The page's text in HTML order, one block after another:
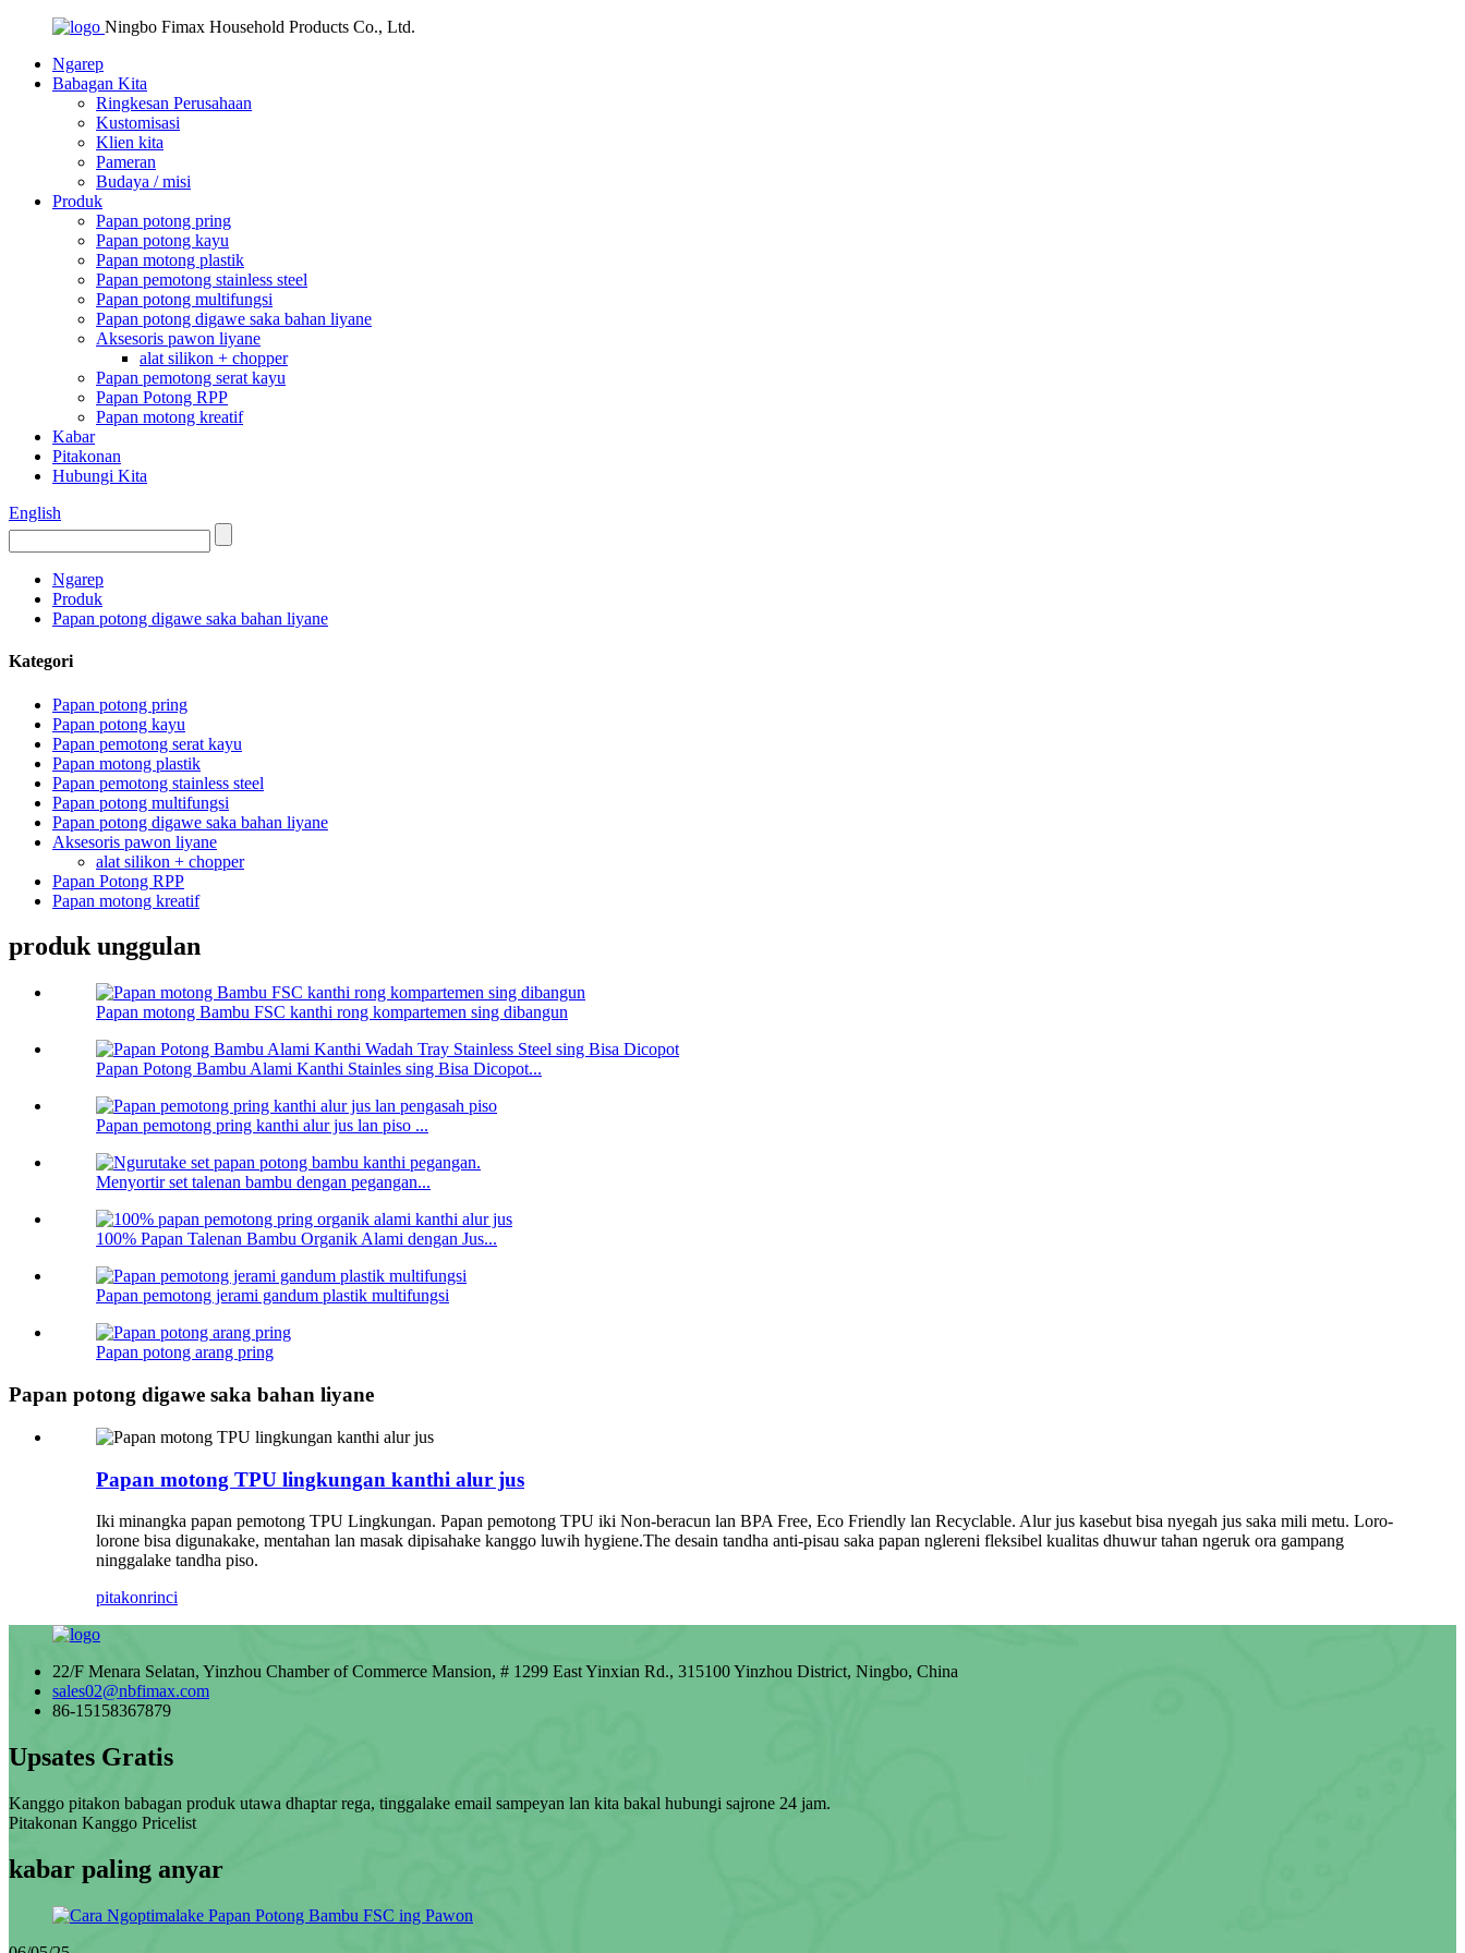
Ningbo Fimax Household Products Co., Ltd.
Ngarep
Babagan Kita
Ringkesan Perusahaan
Kustomisasi
Klien kita
Pameran
Budaya / misi
Produk
Papan potong pring
Papan potong kayu
Papan motong plastik
Papan pemotong stainless steel
Papan potong multifungsi
Papan potong digawe saka bahan liyane
Aksesoris pawon liyane
alat silikon + chopper
Papan pemotong serat kayu
Papan Potong RPP
Papan motong kreatif
Kabar
Pitakonan
Hubungi Kita
English
Ngarep
Produk
Papan potong digawe saka bahan liyane
Kategori
Papan potong pring
Papan potong kayu
Papan pemotong serat kayu
Papan motong plastik
Papan pemotong stainless steel
Papan potong multifungsi
Papan potong digawe saka bahan liyane
Aksesoris pawon liyane
alat silikon + chopper
Papan Potong RPP
Papan motong kreatif
produk unggulan
Papan motong Bambu FSC kanthi rong kompartemen sing dibangun
Papan Potong Bambu Alami Kanthi Stainles sing Bisa Dicopot...
Papan pemotong pring kanthi alur jus lan piso ...
Menyortir set talenan bambu dengan pegangan...
100% Papan Talenan Bambu Organik Alami dengan Jus...
Papan pemotong jerami gandum plastik multifungsi
Papan potong arang pring
Papan potong digawe saka bahan liyane
Papan motong TPU lingkungan kanthi alur jus
Iki minangka papan pemotong TPU Lingkungan. Papan pemotong TPU iki Non-beracun lan BPA Free, Eco Friendly lan Recyclable. Alur jus kasebut bisa nyegah jus saka mili metu. Loro-
lorone bisa digunakake, mentahan lan masak dipisahake kanggo luwih hygiene.The desain tandha anti-pisau saka papan nglereni fleksibel kualitas dhuwur tahan ngeruk ora gampang
ninggalake tandha piso.
pitakonrinci
22/F Menara Selatan, Yinzhou Chamber of Commerce Mansion, # 1299 East Yinxian Rd., 315100 Yinzhou District, Ningbo, China
sales02@nbfimax.com
86-15158367879
Upsates Gratis
Kanggo pitakon babagan produk utawa dhaptar rega, tinggalake email sampeyan lan kita bakal hubungi sajrone 24 jam.
Pitakonan Kanggo Pricelist
kabar paling anyar